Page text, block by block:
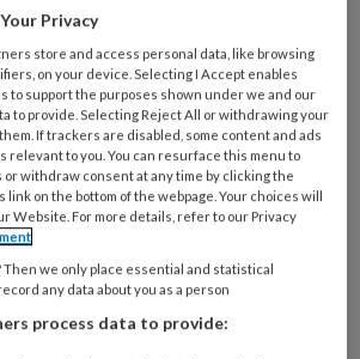
*
Privacy
store and access personal data, like browsing
on your device. Selecting I Accept enables
to support the purposes shown under we and our
to provide. Selecting Reject All or withdrawing your
If trackers are disabled, some content and ads
relevant to you. You can resurface this menu to
or withdraw consent at any time by clicking the
link on the bottom of the webpage. Your choices will
Website. For more details, refer to our Privacy
we only place essential and statistical
any data about you as a person
process data to provide: